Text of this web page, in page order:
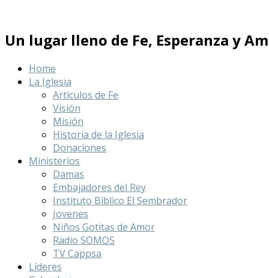
Un lugar lleno de Fe, Esperanza y
Home
La Iglesia
Artículos de Fe
Visión
Misión
Historia de la Iglesia
Donaciones
Ministerios
Damas
Embajadores del Rey
Instituto Bíblico El Sembrador
Jovenes
Niños Gotitas de Amor
Radio SOMOS
TV Cappsa
Líderes